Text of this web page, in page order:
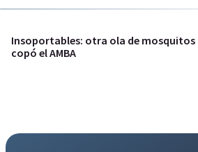
Insoportables: otra ola de mosquitos
copó el AMBA